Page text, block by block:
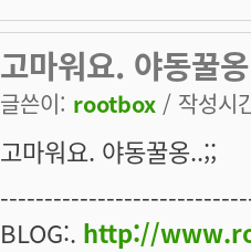
고마워요. 야동꿀
글쓴이: rootbox / 작성시
고마워요. 야동꿀옹..;;
BLOG:. http://